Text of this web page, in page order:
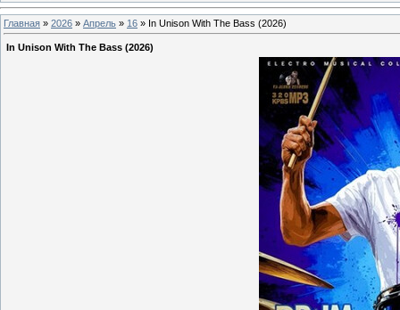
Главная » 2026 » Апрель » 16 » In Unison With The Bass (2026)
In Unison With The Bass (2026)